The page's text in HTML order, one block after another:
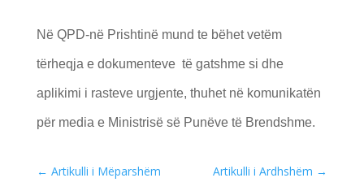
Në QPD-në Prishtinë mund te bëhet vetëm
tërheqja e dokumenteve të gatshme si dhe
aplikimi i rasteve urgjente, thuhet në komunikatën
për media e Ministrisë së Punëve të Brendshme.
← Artikulli i Mëparshëm Artikulli i Ardhshëm →